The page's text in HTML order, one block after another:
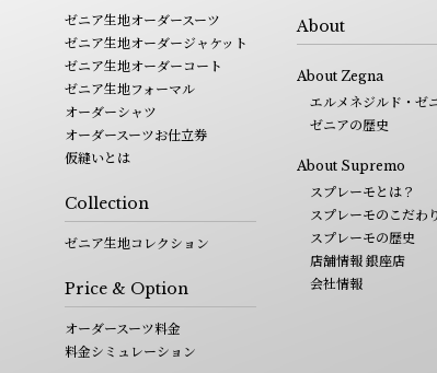
ゼニア生地オーダースーツ
ゼニア生地オーダージャケット
ゼニア生地オーダーコート
ゼニア生地フォーマル
オーダーシャツ
オーダースーツお仕立券
仮縫いとは
Collection
ゼニア生地コレクション
Price & Option
オーダースーツ料金
料金シミュレーション
About
About Zegna
エルメネジルド・ゼ
ゼニアの歴史
About Supremo
スプレーモとは？
スプレーモのこだわり
スプレーモの歴史
店舗情報 銀座店
会社情報